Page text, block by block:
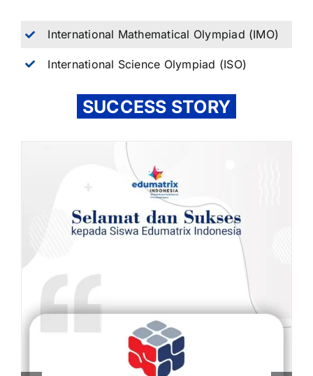
International Mathematical Olympiad (IMO)
International Science Olympiad (ISO)
SUCCESS STORY